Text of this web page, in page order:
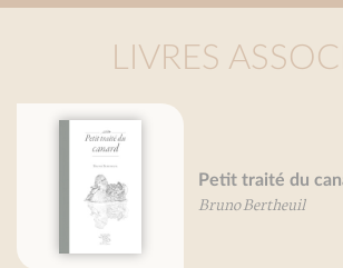
LIVRES
Petit traité du canard
Bruno Bertheuil